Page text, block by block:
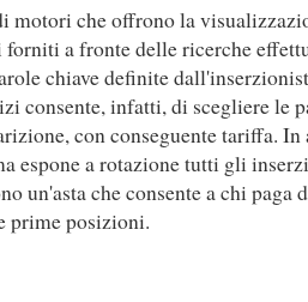
motori che offrono la
a fronte delle ricerche
chiave definite
consente, infatti, di scegliere le
con conseguente tariffa.
espone a rotazione tutti gli
un'asta che consente a chi paga
prime posizioni.